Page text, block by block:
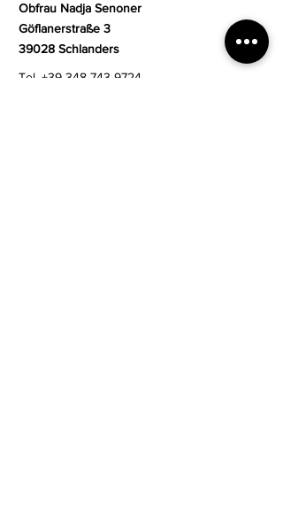
Obfrau Nadja Senoner
Göflanerstraße 3
39028 Schlanders
Tel. +39 348 743 9724